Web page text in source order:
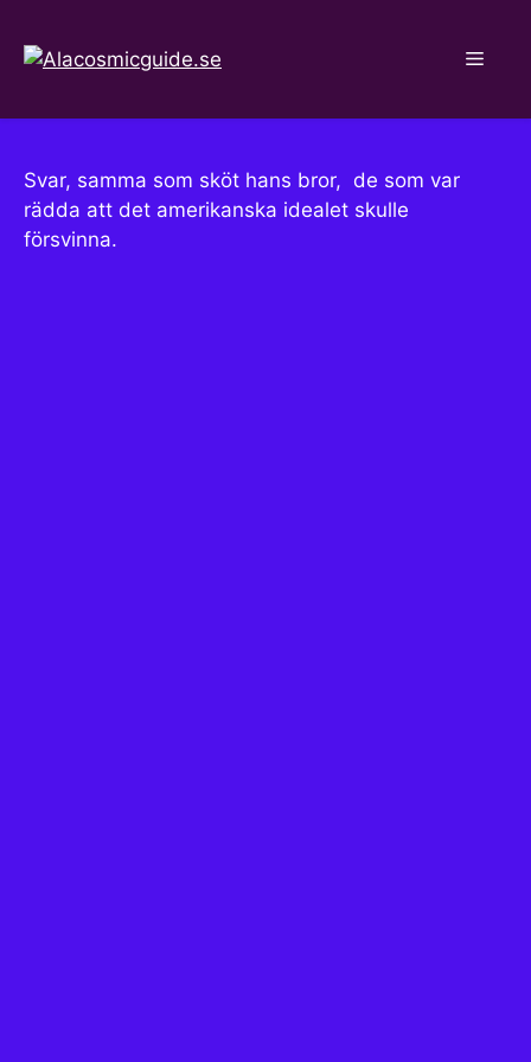
innehåll
Meny
Svar, samma som sköt hans bror, de som var
rädda att det amerikanska idealet skulle
försvinna.